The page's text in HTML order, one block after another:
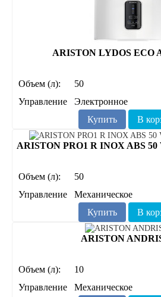
ARISTON LYDOS ECO
Объем (л):
50
Управление
Электронное
Купить
В
ARISTON PRO1 R INOX ABS 50
Объем (л):
50
Управление
Механическое
Купить
В
ARISTON
Объем (л):
10
Управление
Механическое